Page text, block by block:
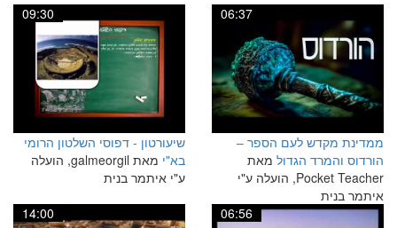
06:37
ממדינת מקדש לעם הספר –
הורדוס והמרד הגדול מאת
Pocket Teacher, הועלה ע"י
איתמר בנית
09:30
שיעורטון - דפוסי השלטון הרומי
בא"י
מאת galmeorgil, הועלה
ע"י איתמר בנית
06:56
14:00